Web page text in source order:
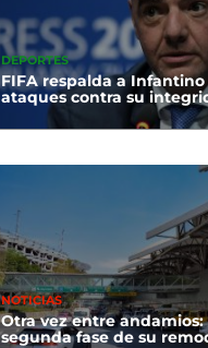
DEPORTES
FIFA respalda a Infantino
ataques contra su
NOTICIAS
Otra vez entre andamios:
segunda fase de su